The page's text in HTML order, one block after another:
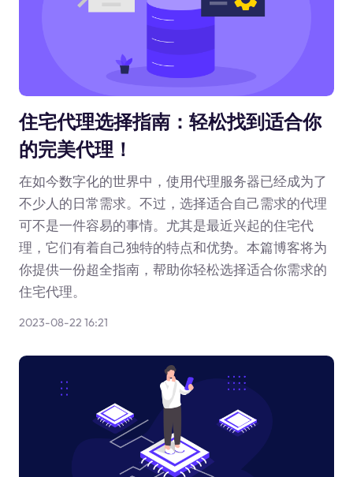
住宅代理选择指南：轻松找到适合你
的完美代理！
在如今数字化的世界中，使用代理服务器已经成为了
不少人的日常需求。不过，选择适合自己需求的代理
可不是一件容易的事情。尤其是最近兴起的住宅代
理，它们有着自己独特的特点和优势。本篇博客将为
你提供一份超全指南，帮助你轻松选择适合你需求的
住宅代理。
2023-08-22 16:21